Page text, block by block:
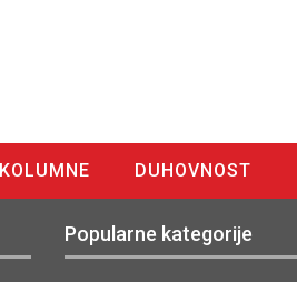
KOLUMNE DUHOVNOST
Popularne kategorije